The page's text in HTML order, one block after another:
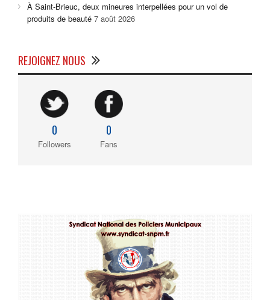
À Saint-Brieuc, deux mineures interpellées pour un vol de
produits de beauté 7 août 2026
REJOIGNEZ NOUS
0
Followers
0
Fans